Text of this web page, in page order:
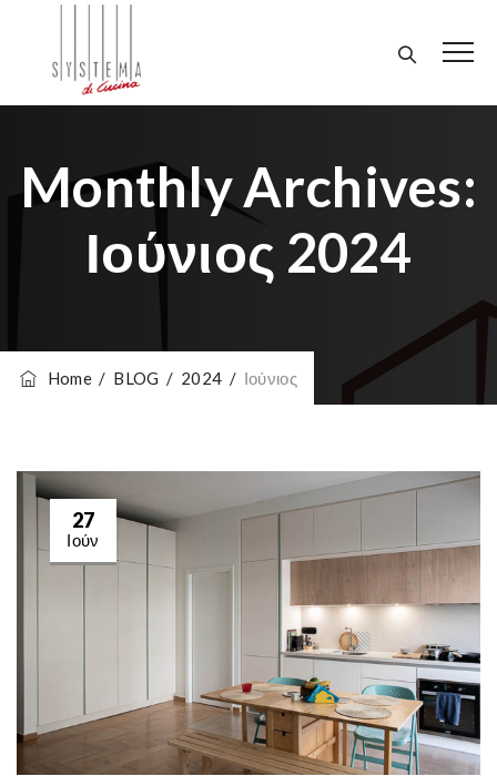
Monthly Archives:
Ιούνιος 2024
Home/ BLOG / 2024 / Ιούνιος
27
Ιούν